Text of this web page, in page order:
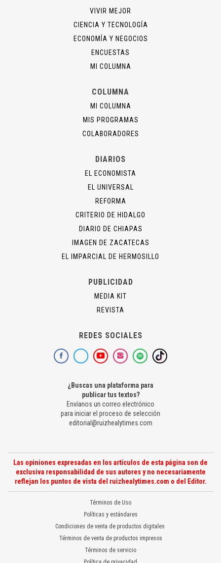
VIVIR MEJOR
CIENCIA Y TECNOLOGÍA
ECONOMÍA Y NEGOCIOS
ENCUESTAS
MI COLUMNA
COLUMNA
MI COLUMNA
MIS PROGRAMAS
COLABORADORES
DIARIOS
EL ECONOMISTA
EL UNIVERSAL
REFORMA
CRITERIO DE HIDALGO
DIARIO DE CHIAPAS
IMAGEN DE ZACATECAS
EL IMPARCIAL DE HERMOSILLO
PUBLICIDAD
MEDIA KIT
REVISTA
REDES SOCIALES
¿Buscas una plataforma para
publicar tus textos?
Envíanos un correo electrónico
para iniciar el proceso de selección
editorial@ruizhealytimes.com
Las opiniones expresadas en los artículos de esta página son de
exclusiva responsabilidad de sus autores y no necesariamente
reflejan los puntos de vista del ruizhealytimes.com o del Editor.
Términos de Uso
Políticas y estándares
Condiciones de venta de productos digitales
Términos de venta de productos impresos
Términos de servicio